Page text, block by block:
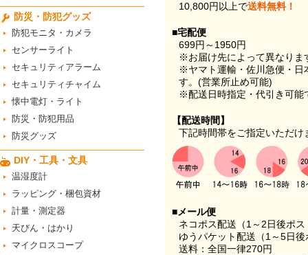
防災・防犯グッズ
防犯モニタ・カメラ
センサーライト
セキュリティアラーム
セキュリティチャイム
懐中電灯・ライト
防災・防犯用品
防災グッズ
DIY・工具・文具
温湿度計
ラッピング・梱包資材
計量・測定器
天びん・はかり
マイクロスコープ
10,800円以上で送料無料！
■宅配便
699円～1950円
※お届け先によって異なりま
※ヤマト運輸・佐川急便・日
す。(営業所止め可能)
※配送日時指定・代引き可能
【配送時間】
下記時間帯をご指定いただけ
■メール便
ネコポス配送（1～2日後ポ
ゆうパケット配送（1～5日
送料：全国一律270円